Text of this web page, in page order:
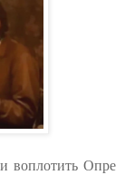
воплотить Опре